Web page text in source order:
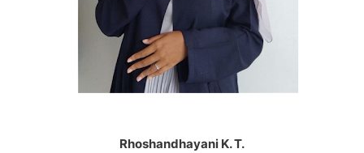
Rhoshandhayani K. T.